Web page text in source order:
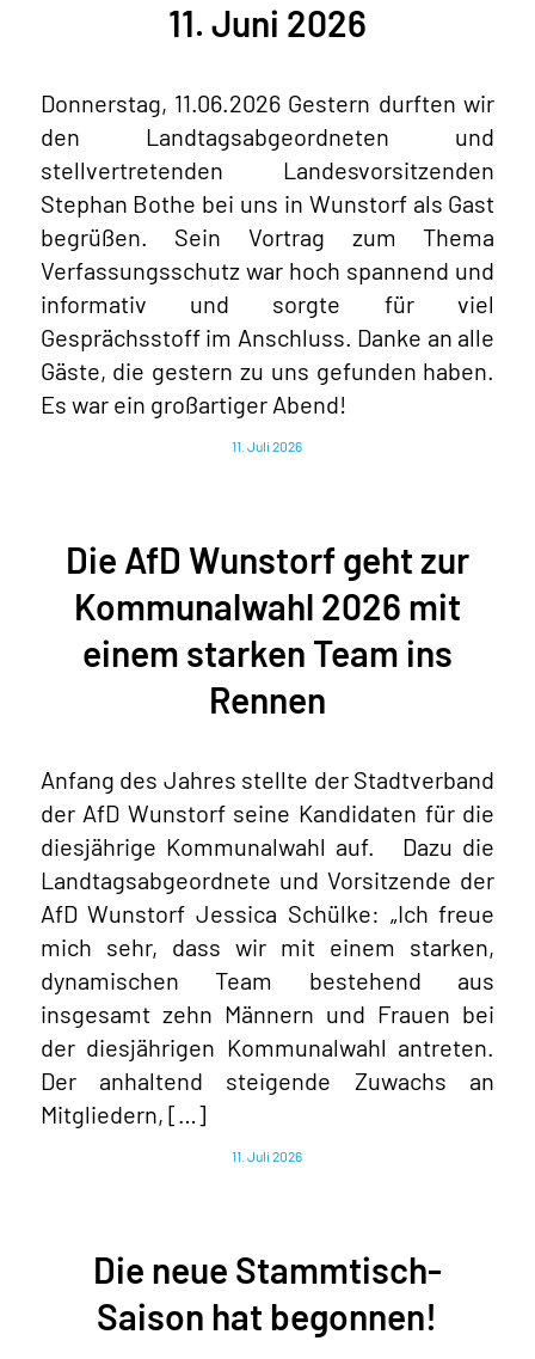
11. Juni 2026
Donnerstag, 11.06.2026 Gestern durften wir
den Landtagsabgeordneten und
stellvertretenden Landesvorsitzenden
Stephan Bothe bei uns in Wunstorf als Gast
begrüßen. Sein Vortrag zum Thema
Verfassungsschutz war hoch spannend und
informativ und sorgte für viel
Gesprächsstoff im Anschluss. Danke an alle
Gäste, die gestern zu uns gefunden haben.
Es war ein großartiger Abend!
11. Juli 2026
Die AfD Wunstorf geht zur
Kommunalwahl 2026 mit
einem starken Team ins
Rennen
Anfang des Jahres stellte der Stadtverband
der AfD Wunstorf seine Kandidaten für die
diesjährige Kommunalwahl auf. Dazu die
Landtagsabgeordnete und Vorsitzende der
AfD Wunstorf Jessica Schülke: „Ich freue
mich sehr, dass wir mit einem starken,
dynamischen Team bestehend aus
insgesamt zehn Männern und Frauen bei
der diesjährigen Kommunalwahl antreten.
Der anhaltend steigende Zuwachs an
Mitgliedern, […]
11. Juli 2026
Die neue Stammtisch-
Saison hat begonnen!